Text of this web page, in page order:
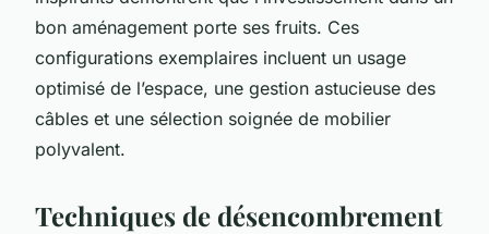
bon aménagement porte ses fruits. Ces
configurations exemplaires incluent un usage
optimisé de l’espace, une gestion astucieuse des
câbles et une sélection soignée de mobilier
polyvalent.
Techniques de désencombrement